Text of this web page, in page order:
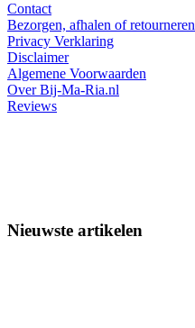
Contact
Bezorgen, afhalen of retourneren
Privacy Verklaring
Disclaimer
Algemene Voorwaarden
Over Bij-Ma-Ria.nl
Reviews
Nieuwste artikelen